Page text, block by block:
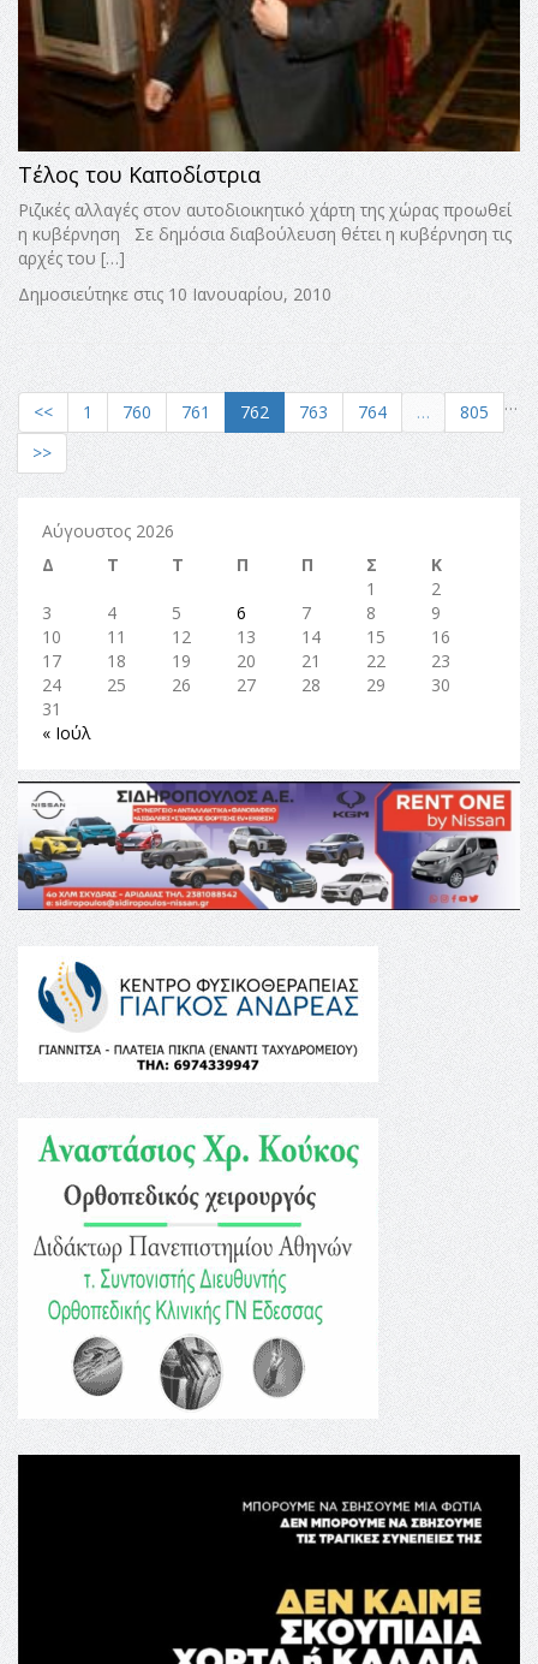
Τέλος του Καποδίστρια
Ριζικές αλλαγές στον αυτοδιοικητικό χάρτη της χώρας προωθεί
η κυβέρνηση Σε δημόσια διαβούλευση θέτει η κυβέρνηση τις
αρχές του […]
Δημοσιεύτηκε στις 10 Ιανουαρίου, 2010
<< 1 …
760 761 762 763 764 …
805
>>
Αύγουστος 2026
Δ
Τ Τ Π Π Σ
Κ
1
2
3
4 5 6 7 8
9
10
11 12 13 14 15
16
17
18 19 20 21 22
23
24
25 26 27 28 29
30
31
« Ιούλ